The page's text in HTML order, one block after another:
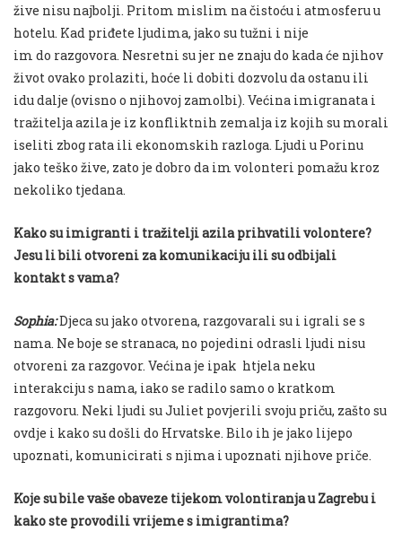
žive nisu najbolji. Pritom mislim na čistoću i atmosferu u
hotelu. Kad priđete ljudima, jako su tužni i nije
im do razgovora. Nesretni su jer ne znaju do kada će njihov
život ovako prolaziti, hoće li dobiti dozvolu da ostanu ili
idu dalje (ovisno o njihovoj zamolbi). Većina imigranata i
tražitelja azila je iz konfliktnih zemalja iz kojih su morali
iseliti zbog rata ili ekonomskih razloga. Ljudi u Porinu
jako teško žive, zato je dobro da im volonteri pomažu kroz
nekoliko tjedana.
Kako su imigranti i tražitelji azila prihvatili volontere?
Jesu li biliotvoreni za komunikaciju ili su odbijali
kontakt s vama?
Sophia:Djeca su jako otvorena, razgovarali su i igrali se s
nama. Ne boje se stranaca, no pojedini odrasli ljudi nisu
otvoreni za razgovor. Većina je ipak htjela neku
interakciju s nama, iako se radilo samo o kratkom
razgovoru. Neki ljudi suJuliet povjerili svoju priču, zašto su
ovdje i kako su došli do Hrvatske. Bilo ih je jako lijepo
upoznati, komunicirati s njima i upoznati njihove priče.
Koje su bile vaše obaveze tijekom volontiranja u Zagrebu i
kako ste provodili vrijeme s imigrantima?